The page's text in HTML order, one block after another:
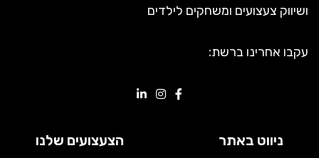
ושיווק צעצועים ומשחקים לילדים
עקבו אחרינו ברשת:
ניווט באתר הצעצועים שלנו